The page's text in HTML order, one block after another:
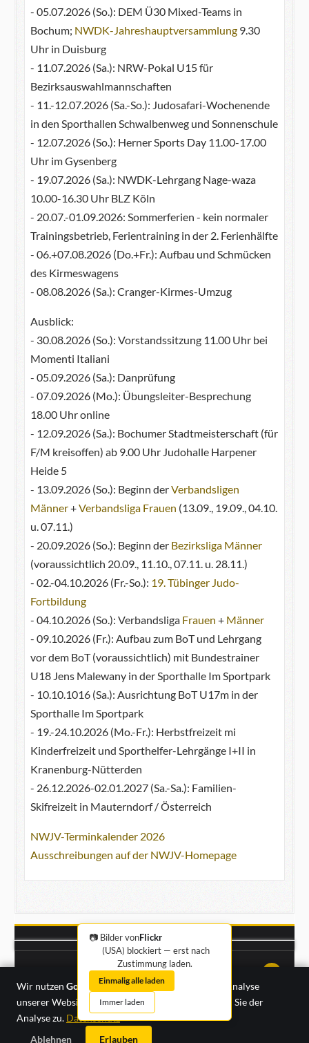
📷 Bilder vonFlickr
(USA) blockiert — erst nach
Zustimmung laden.
Einmalig alle laden
Immer laden
↑↑↑
Impressum·Datenschutz
Wir nutzen Google Analyticszur anonymisierten Analyse
unserer Website-Nutzung. Mit „Erlauben“ stimmen Sie der
Analyse zu. Datenschutz
Ablehnen
Erlauben
- 05.07.2026 (So.): DEM Ü30 Mixed-Teams in
Bochum; NWDK-Jahreshauptversammlung9.30
Uhr in Duisburg
- 11.07.2026 (Sa.): NRW-Pokal U15 für
Bezirksauswahlmannschaften
- 11.-12.07.2026 (Sa.-So.): Judosafari-Wochenende
in den Sporthallen Schwalbenweg und Sonnenschule
- 12.07.2026 (So.): Herner Sports Day 11.00-17.00
Uhr im Gysenberg
- 19.07.2026 (Sa.): NWDK-Lehrgang Nage-waza
10.00-16.30 Uhr BLZ Köln
- 20.07.-01.09.2026: Sommerferien - kein normaler
Trainingsbetrieb, Ferientraining in der 2. Ferienhälfte
- 06.+07.08.2026 (Do.+Fr.): Aufbau und Schmücken
des Kirmeswagens
- 08.08.2026 (Sa.): Cranger-Kirmes-Umzug
Ausblick:
- 30.08.2026 (So.): Vorstandssitzung 11.00 Uhr bei
Momenti Italiani
- 05.09.2026 (Sa.): Danprüfung
- 07.09.2026 (Mo.): Übungsleiter-Besprechung
18.00 Uhr online
- 12.09.2026 (Sa.): Bochumer Stadtmeisterschaft (für
F/M kreisoffen) ab 9.00 Uhr Judohalle Harpener
Heide 5
- 13.09.2026 (So.): Beginn derVerbandsligen
Männer+Verbandsliga Frauen (13.09., 19.09., 04.10.
u. 07.11.)
- 20.09.2026 (So.): Beginn der Bezirksliga Männer
(voraussichtlich 20.09., 11.10., 07.11. u. 28.11.)
- 02.-04.10.2026 (Fr.-So.): 19. Tübinger Judo-
Fortbildung
- 04.10.2026 (So.): Verbandsliga Frauen + Männer
- 09.10.2026 (Fr.): Aufbau zum BoT und Lehrgang
vor dem BoT (voraussichtlich) mit Bundestrainer
U18 Jens Malewany in der Sporthalle Im Sportpark
- 10.10.1016 (Sa.): Ausrichtung BoT U17m in der
Sporthalle Im Sportpark
- 19.-24.10.2026 (Mo.-Fr.): Herbstfreizeit mi
Kinderfreizeit und Sporthelfer-Lehrgänge I+II in
Kranenburg-Nütterden
- 26.12.2026-02.01.2027 (Sa.-Sa.): Familien-
Skifreizeit in Mauterndorf / Österreich
NWJV-Terminkalender 2026
Ausschreibungen auf der NWJV-Homepage